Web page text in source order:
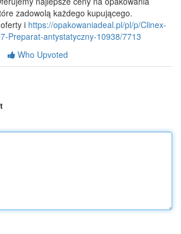
zadowolą każdego kupującego.
i https://opakowaniadeal.pl/pl/p/Clinex-
Preparat-antystatyczny-10938/7713
Who Upvoted